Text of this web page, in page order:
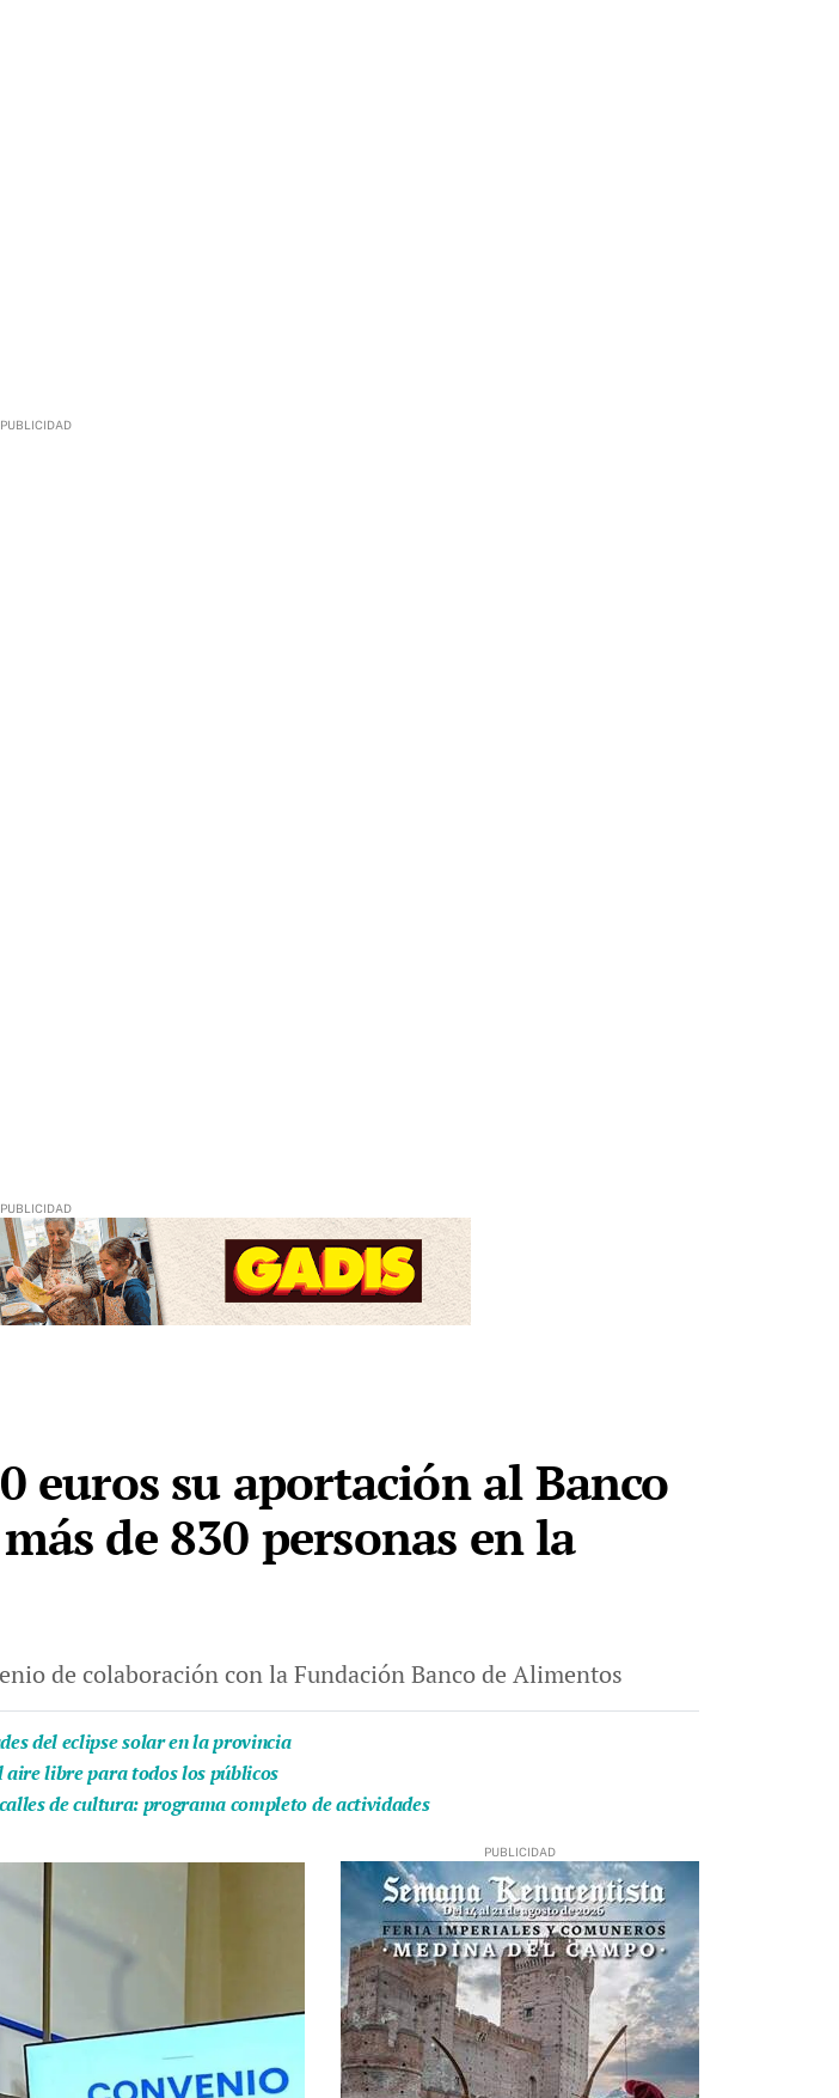
euros su aportación al Banco
de 830 personas en la
de colaboración con la Fundación Banco de Alimentos
del eclipse solar en la provincia
aire libre para todos los públicos
de cultura: programa completo de actividades